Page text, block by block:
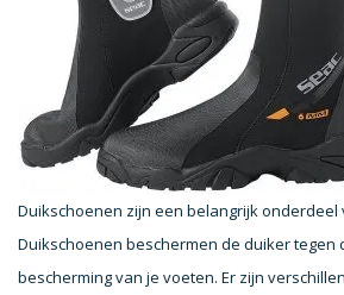
Duikschoenen zijn een belangrijk onderdeel
Duikschoenen beschermen de duiker tegen
bescherming van je voeten. Er zijn